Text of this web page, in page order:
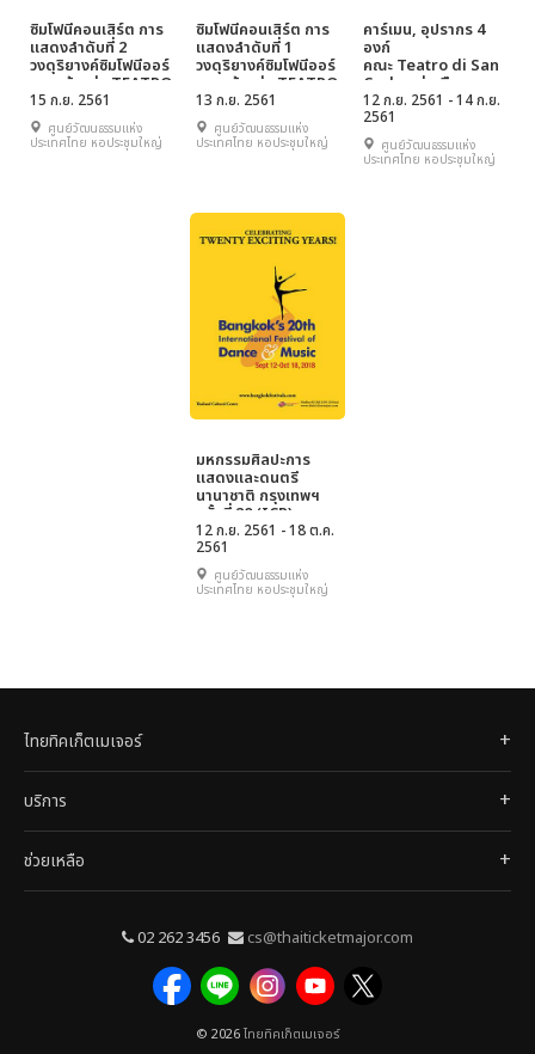
ซิมโฟนีคอนเสิร์ต การ
แสดงลำดับที่ 2
วงดุริยางค์ซิมโฟนีออร์
เคสตร้าแห่ง TEATRO
DI SAN CALO,
เนเปิ้ลส์ อิตาลี
15 ก.ย. 2561
ศูนย์วัฒนธรรมแห่ง
ประเทศไทย หอประชุมใหญ่
ซิมโฟนีคอนเสิร์ต การ
แสดงลำดับที่ 1
วงดุริยางค์ซิมโฟนีออร์
เคสตร้าแห่ง TEATRO
DI SAN CALOS,
เนเปิ้ลส์ อิตาลี
13 ก.ย. 2561
ศูนย์วัฒนธรรมแห่ง
ประเทศไทย หอประชุมใหญ่
คาร์เมน, อุปรากร 4
องก์
คณะ Teatro di San
Carlo แห่งเมือง
เนเปิ้ลส์ อิตาลี
12 ก.ย. 2561 - 14 ก.ย.
2561
ศูนย์วัฒนธรรมแห่ง
ประเทศไทย หอประชุมใหญ่
มหกรรมศิลปะการ
แสดงและดนตรี
นานาชาติ กรุงเทพฯ
ครั้งที่ 20 (ICP)
12 ก.ย. 2561 - 18 ต.ค.
2561
ศูนย์วัฒนธรรมแห่ง
ประเทศไทย หอประชุมใหญ่
ไทยทิคเก็ตเมเจอร์
บริการ
ช่วยเหลือ
02 262 3456 cs@thaiticketmajor.com
© 2026ไทยทิคเก็ตเมเจอร์